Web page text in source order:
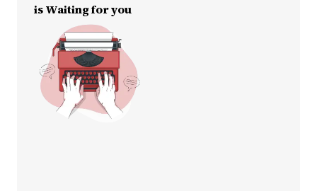
is Waiting for you